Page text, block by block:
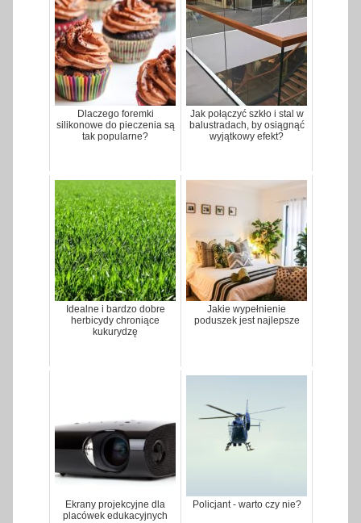
Dlaczego foremki
silikonowe do pieczenia są
tak popularne?
Jak połączyć szkło i stal w
balustradach, by osiągnąć
wyjątkowy efekt?
Idealne i bardzo dobre
herbicydy chroniące
kukurydzę
Jakie wypełnienie
poduszek jest najlepsze
Ekrany projekcyjne dla
placówek edukacyjnych
Policjant - warto czy nie?